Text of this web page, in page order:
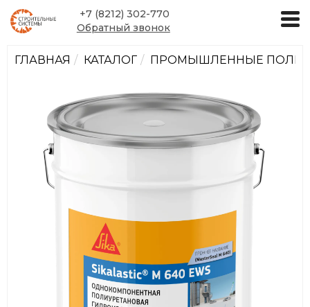
+7 (8212) 302-770
Обратный звонок
ГЛАВНАЯ КАТАЛОГ ПРОМЫШЛЕННЫЕ